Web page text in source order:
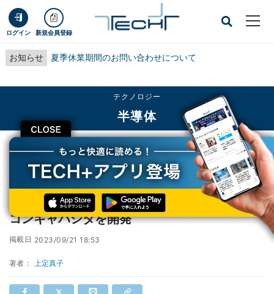
ログイン 新規会員登録
お知らせ 夏季休業期間のお問い合わせについて
CLOSE
テクノロジー
半導体
TECH+ テクノロジー
半導体
ロームが省スペース化に貢献する高機能シリコンキャパシタを開発
ロームが省スペース化に貢献する高機能シリ
コンキャパシタを開発
掲載日 2023/09/21 18:53
著者： 上定真子